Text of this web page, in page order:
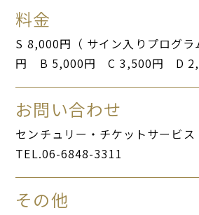
料金
S 8,000円（ サイン入りプログ
円 B 5,000円 C 3,500円 D
お問い合わせ
センチュリー・チケットサービス
TEL.06-6848-3311
その他